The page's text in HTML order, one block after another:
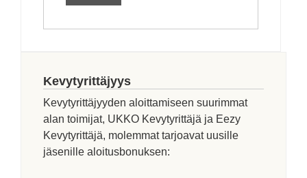
Kevytyrittäjyys
Kevytyrittäjyyden aloittamiseen suurimmat
alan toimijat, UKKO Kevytyrittäjä ja Eezy
Kevytyrittäjä, molemmat tarjoavat uusille
jäsenille aloitusbonuksen: